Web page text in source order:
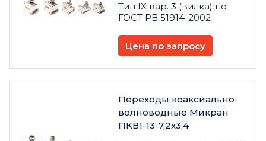
Тип IX вар. 3 (вилка) по
ГОСТ РВ 51914-2002
Цена по запросу
Переходы коаксиально-
волноводные Микран
ПКВ1-13-7,2х3,4